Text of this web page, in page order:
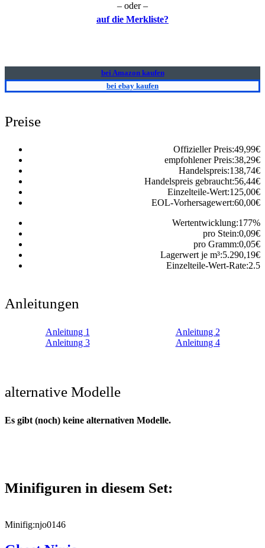
– oder –
auf die Merkliste?
bei Amazon kaufen
bei ebay kaufen
Preise
Offizieller Preis:49,99€
empfohlener Preis:38,29€
Handelspreis:138,74€
Handelspreis gebraucht:56,44€
Einzelteile-Wert:125,00€
EOL-Vorhersagewert:60,00€
Wertentwicklung:177%
pro Stein:0,09€
pro Gramm:0,05€
Lagerwert je m³:5.290,19€
Einzelteile-Wert-Rate:2.5
Anleitungen
Anleitung 1
Anleitung 2
Anleitung 3
Anleitung 4
alternative Modelle
Es gibt (noch) keine alternativen Modelle.
Minifiguren in diesem Set:
Minifig:njo0146